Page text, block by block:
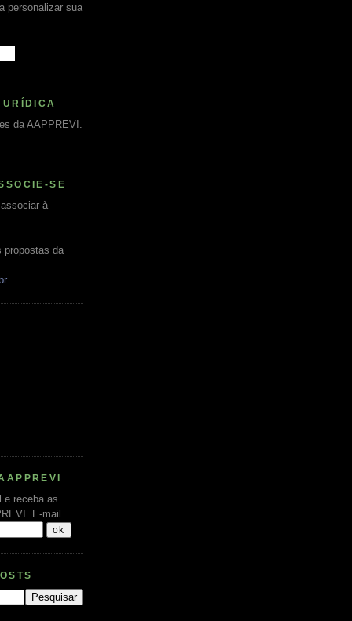
personalizar sua
da AAPPREVI.
SE
à
propostas da
e receba as
E-mail